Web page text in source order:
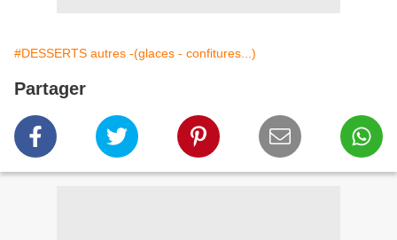
#DESSERTS autres -(glaces - confitures...)
Partager